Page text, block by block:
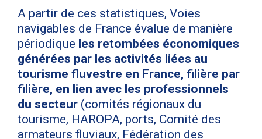
A partir de ces statistiques, Voies
navigables de France évalue de manière
périodique les retombées économiques
générées par les activités liées au
tourisme fluvestre en France, filière par
filière, en lien avec les professionnels
du secteur (comités régionaux du
tourisme, HAROPA, ports, Comité des
armateurs fluviaux, Fédération des